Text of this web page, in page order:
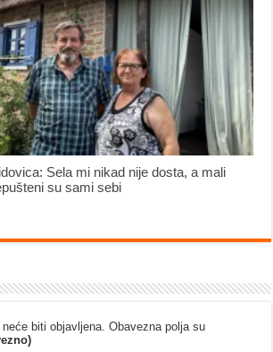
Sela mi nikad nije dosta, a mali
su sami sebi
biti objavljena. Obavezna polja su